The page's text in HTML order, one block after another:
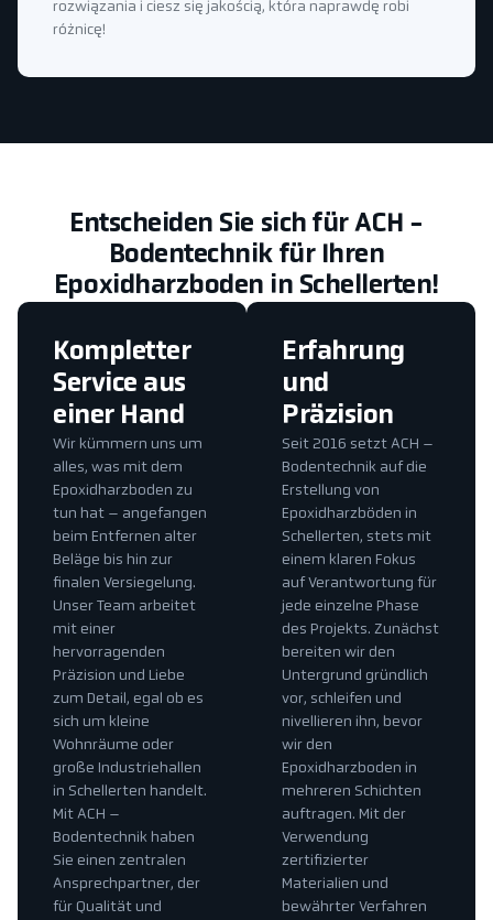
rozwiązania i ciesz się jakością, która naprawdę robi
różnicę!
Entscheiden Sie sich für ACH -
Bodentechnik für Ihren
Epoxidharzboden in Schellerten!
Erfahrung
und
Präzision
Seit 2016 setzt ACH –
Bodentechnik auf die
Erstellung von
Epoxidharzböden in
Schellerten, stets mit
einem klaren Fokus
auf Verantwortung für
jede einzelne Phase
des Projekts. Zunächst
bereiten wir den
Untergrund gründlich
vor, schleifen und
nivellieren ihn, bevor
wir den
Epoxidharzboden in
mehreren Schichten
auftragen. Mit der
Verwendung
zertifizierter
Materialien und
bewährter Verfahren
Kompletter
Service aus
einer Hand
Wir kümmern uns um
alles, was mit dem
Epoxidharzboden zu
tun hat – angefangen
beim Entfernen alter
Beläge bis hin zur
finalen Versiegelung.
Unser Team arbeitet
mit einer
hervorragenden
Präzision und Liebe
zum Detail, egal ob es
sich um kleine
Wohnräume oder
große Industriehallen
in Schellerten handelt.
Mit ACH –
Bodentechnik haben
Sie einen zentralen
Ansprechpartner, der
für Qualität und